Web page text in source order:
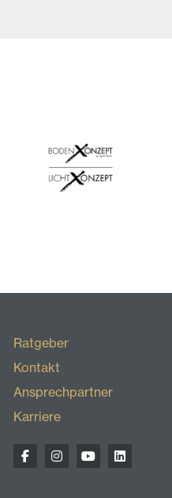
Ratgeber
Kontakt
Ansprechpartner
Karriere